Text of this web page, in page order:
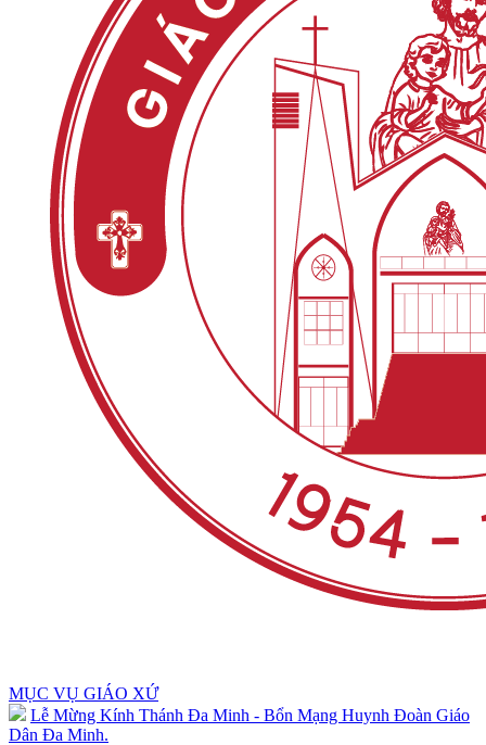
MỤC VỤ GIÁO XỨ
Lễ Mừng Kính Thánh Đa Minh - Bổn Mạng Huynh Đoàn Giáo
Dân Đa Minh.